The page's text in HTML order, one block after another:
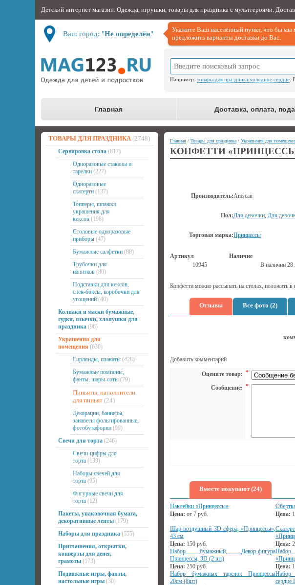
Детский интернет магазин. Одежда, игрушки, товары для праздника с мультгероями.
Ваш город: "Не определён"
Укажите Ваш населённый пункт, что бы мы
предложить варианты доставки до Вас.
Например: товары для праздника холодное сердце .
Главная Доставка, оплата,
ТОВАРЫ ДЛЯ ПРАЗДНИКА (2748)
Сервировка стола (817)
Одноразовые стаканы и
тарелки (227)
Одноразовые
скатерти (137)
Топперы, шпажки,
украшения для
кексов (198)
Столовые одноразовые
приборы (47)
Бумажные салфетки (88)
Трубочки для
напитков (80)
Подставки для кексов,
снек-боксы, коробочки для
угощений (40)
Колпаки и маски бумажные,
гудки, язычки, хлопушки для
праздника (96)
Украшения для
помещения (630)
Гирлянды, плакаты (428)
Бумажные помпоны,
фанты, шары-соты (79)
Пиньяты, наполнители
для пиньят (24)
Декорации, баннеры,
занавесы фольгированные,
фотобутафории (99)
Свечи для торта (246)
Свечи-цифры для
торта (139)
Наборы свечей для
торта (95)
Фигурные свечи для
торта (12)
Пакеты, упаковочная бумага,
декоративные ленты (179)
Наборы для праздника (555)
Приглашения, открытки,
конверты для денег,
грамоты (173)
Подвижные игры, фанты,
настольные игры (30)
Главная / Товары для праздника / Украшения для
КОНФЕТТИ
Производитель:Amscan
Пол:Для девочки, Для
Торговая марка:Принцессы
Артикул Наличие
10945
В наличии 28
Конфетти можно рассыпать на столах, положить
Отзывы Все фото (2)
Добавить комментарий
Оцените товар: *
Сообщение: *
Вместе покупают (24)
Наклейки «Принцессы»
Цена: от 7 руб.
Цена:
Шар воздушный 3D сфера, «Принцессы»,
43 см
Цена: 150 руб.
Цена:
Набор бумажный, Декор-фигура
Принцессы, 3D (2 шт)
Цена: 250 руб.
Цена:
Набор бумажных тарелок Принцессы
20см (8шт)
Набор
сердце